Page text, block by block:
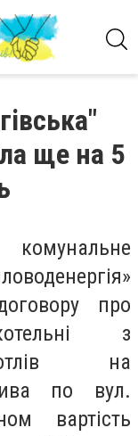
ще на 5
про
з
на
по вул.
вартість